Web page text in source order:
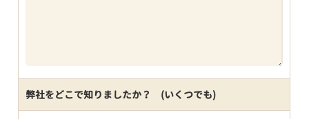
弊社をどこで知りましたか？ (いくつでも)